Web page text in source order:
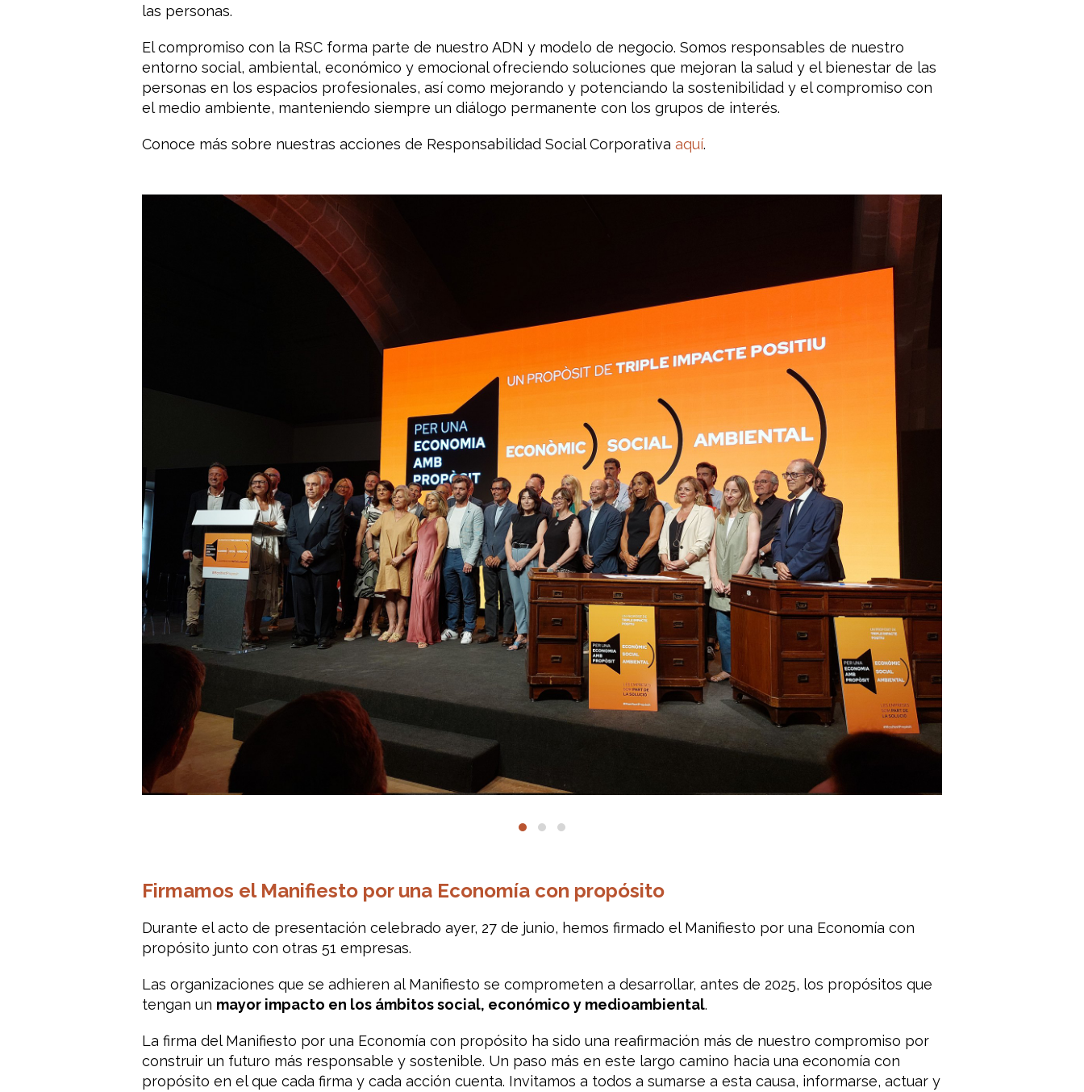
las personas.
El compromiso con la RSC forma parte de nuestro ADN y modelo de negocio. Somos responsables de nuestro
entorno social, ambiental, económico y emocional ofreciendo soluciones que mejoran la salud y el bienestar de las
personas en los espacios profesionales, así como mejorando y potenciando la sostenibilidad y el compromiso con
el medio ambiente, manteniendo siempre un diálogo permanente con los grupos de interés.
Conoce más sobre nuestras acciones de Responsabilidad Social Corporativa aquí.
Firmamos el Manifiesto por una Economía con propósito
Durante el acto de presentación celebrado ayer, 27 de junio, hemos firmado el Manifiesto por una Economía con
propósito junto con otras 51 empresas.
Las organizaciones que se adhieren al Manifiesto se comprometen a desarrollar, antes de 2025, los propósitos que
tengan un mayor impacto en los ámbitos social, económico y medioambiental.
La firma del Manifiesto por una Economía con propósito ha sido una reafirmación más de nuestro compromiso por
construir un futuro más responsable y sostenible. Un paso más en este largo camino hacia una economía con
propósito en el que cada firma y cada acción cuenta. Invitamos a todos a sumarse a esta causa, informarse, actuar y